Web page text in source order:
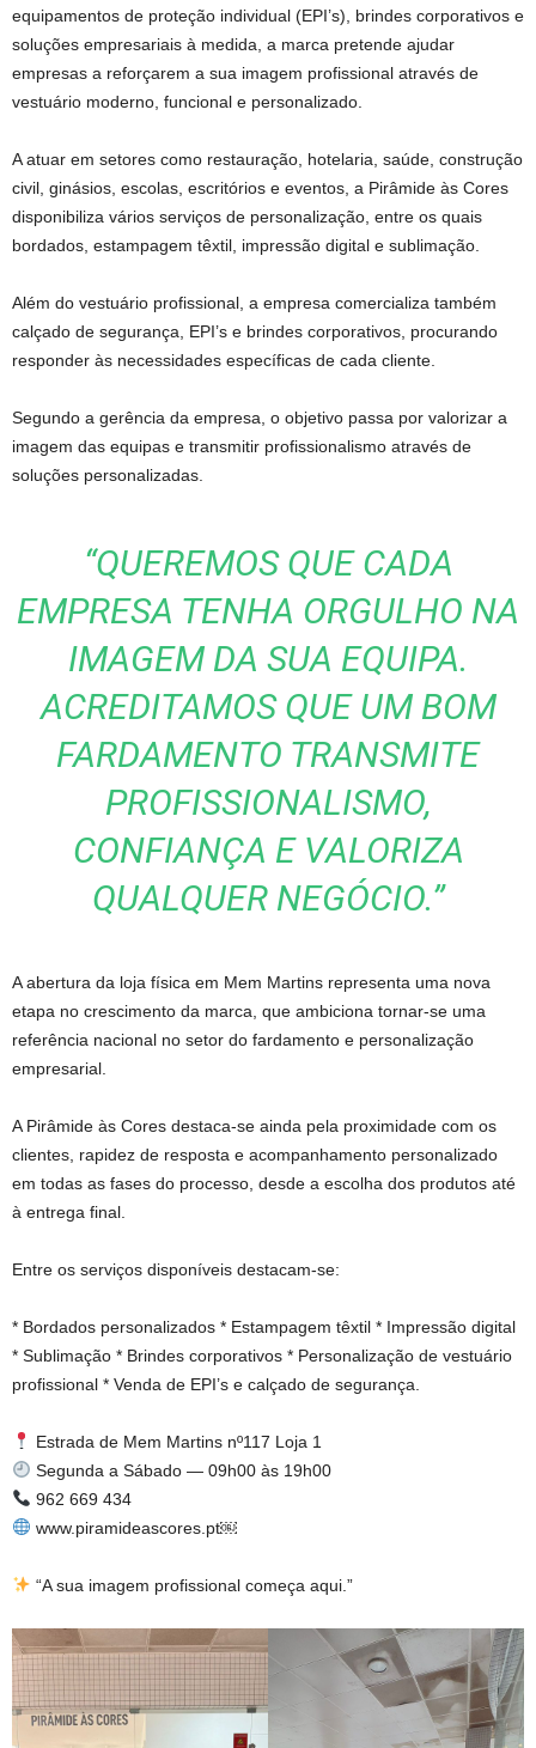
equipamentos de proteção individual (EPI’s), brindes corporativos e
soluções empresariais à medida, a marca pretende ajudar
empresas a reforçarem a sua imagem profissional através de
vestuário moderno, funcional e personalizado.
A atuar em setores como restauração, hotelaria, saúde, construção
civil, ginásios, escolas, escritórios e eventos, a Pirâmide às Cores
disponibiliza vários serviços de personalização, entre os quais
bordados, estampagem têxtil, impressão digital e sublimação.
Além do vestuário profissional, a empresa comercializa também
calçado de segurança, EPI’s e brindes corporativos, procurando
responder às necessidades específicas de cada cliente.
Segundo a gerência da empresa, o objetivo passa por valorizar a
imagem das equipas e transmitir profissionalismo através de
soluções personalizadas.
“QUEREMOS QUE CADA
EMPRESA TENHA ORGULHO NA
IMAGEM DA SUA EQUIPA.
ACREDITAMOS QUE UM BOM
FARDAMENTO TRANSMITE
PROFISSIONALISMO,
CONFIANÇA E VALORIZA
QUALQUER NEGÓCIO.”
A abertura da loja física em Mem Martins representa uma nova
etapa no crescimento da marca, que ambiciona tornar-se uma
referência nacional no setor do fardamento e personalização
empresarial.
A Pirâmide às Cores destaca-se ainda pela proximidade com os
clientes, rapidez de resposta e acompanhamento personalizado
em todas as fases do processo, desde a escolha dos produtos até
à entrega final.
Entre os serviços disponíveis destacam-se:
* Bordados personalizados * Estampagem têxtil * Impressão digital
* Sublimação * Brindes corporativos * Personalização de vestuário
profissional * Venda de EPI’s e calçado de segurança.
Estrada de Mem Martins nº117 Loja 1
Segunda a Sábado — 09h00 às 19h00
962 669 434
www.piramideascores.pt￼
“A sua imagem profissional começa aqui.”